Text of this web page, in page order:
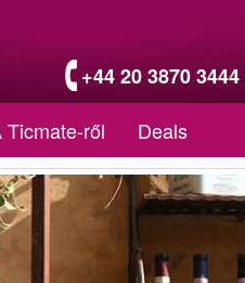
+44 20 3870 3444
Ticmate-ről Deals